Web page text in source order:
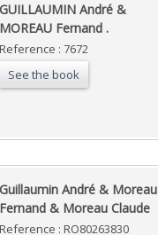
‎GUILLAUMIN André &
MOREAU Fernand .‎
Reference : 7672
See the book
‎Guillaumin André & Moreau
Fernand & Moreau Claude‎
Reference : RO80263830